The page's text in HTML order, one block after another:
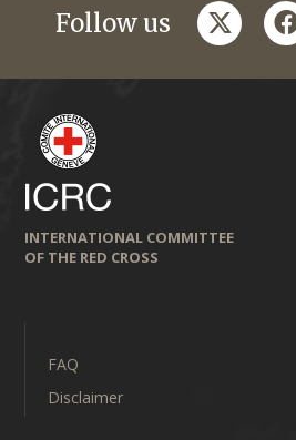
Follow us twitter
INTERNATIONAL COMMITTEE
OF THE RED CROSS
FAQ
Disclaimer